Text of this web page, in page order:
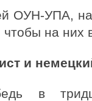
ОУН-УПА,
на них
и
в